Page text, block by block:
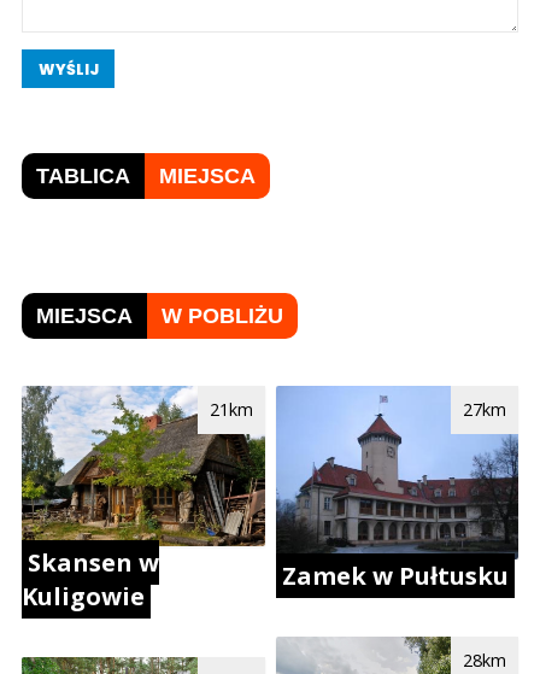
WYŚLIJ
TABLICA MIEJSCA
MIEJSCA W POBLIŻU
Skansen w
Kuligowie
21km
Zamek w Pułtusku
27km
28km